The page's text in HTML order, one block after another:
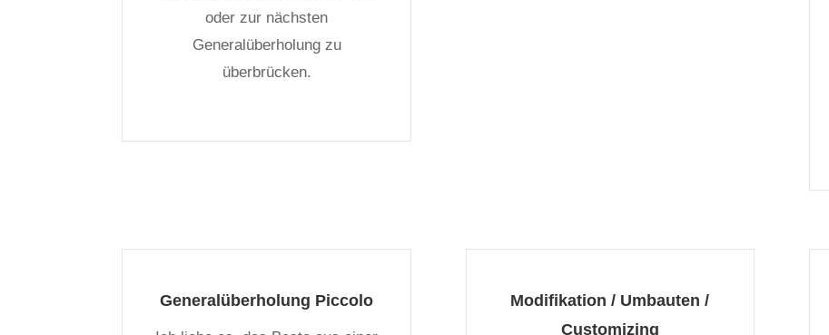
oder zur nächsten
Generalüberholung zu
überbrücken.
Generalüberholung Piccolo
Modifikation / Umbauten /
Customizing